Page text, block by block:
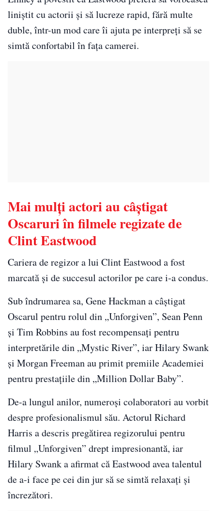
liniștit cu actorii și să lucreze rapid, fără multe
duble, într-un mod care îi ajuta pe interpreți să se
simtă confortabil în fața camerei.
Mai mulți actori au câștigat
Oscaruri în filmele regizate de
Clint Eastwood
Cariera de regizor a lui Clint Eastwood a fost
marcată și de succesul actorilor pe care i-a condus.
Sub îndrumarea sa, Gene Hackman a câștigat
Oscarul pentru rolul din „Unforgiven”, Sean Penn
și Tim Robbins au fost recompensați pentru
interpretările din „Mystic River”, iar Hilary Swank
și Morgan Freeman au primit premiile Academiei
pentru prestațiile din „Million Dollar Baby”.
De-a lungul anilor, numeroși colaboratori au vorbit
despre profesionalismul său. Actorul Richard
Harris a descris pregătirea regizorului pentru
filmul „Unforgiven” drept impresionantă, iar
Hilary Swank a afirmat că Eastwood avea talentul
de a-i face pe cei din jur să se simtă relaxați și
încrezători.